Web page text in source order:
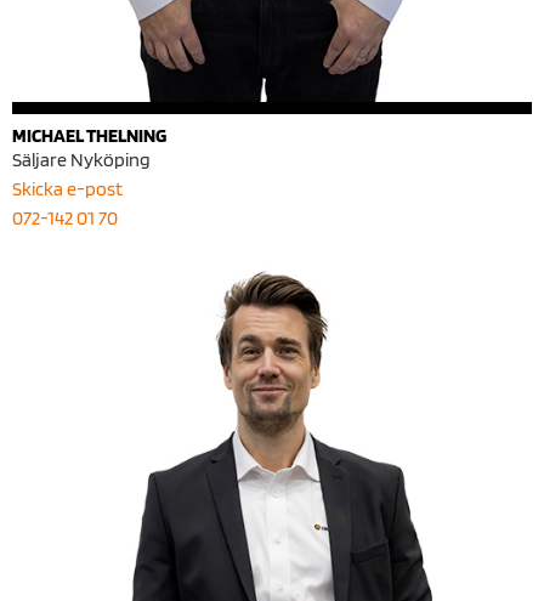
MICHAEL THELNING
Säljare Nyköping
Skicka e-post
072-142 01 70